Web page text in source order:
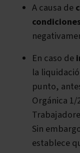
A causa de
En caso de
la
punto,
Orgánica
Sin
establece